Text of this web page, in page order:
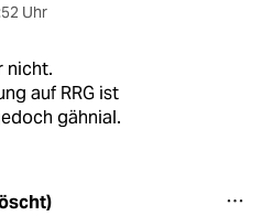
Uhr
nicht.
auf RRG ist
gähnial.